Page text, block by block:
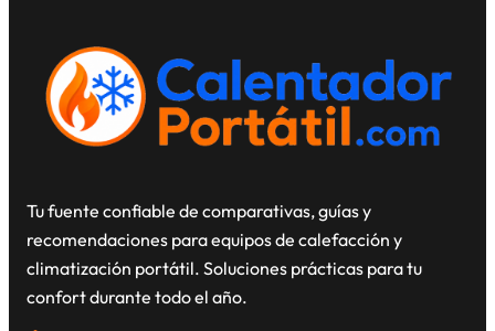
Tu fuente confiable de comparativas, guías y
recomendaciones para equipos de calefacción y
climatización portátil. Soluciones prácticas para tu
confort durante todo el año.